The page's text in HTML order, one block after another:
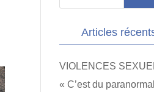
Articles
VIOLENCES
« C’est du